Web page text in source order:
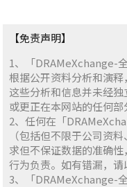
【免责声明】
1、「DRAMeXchange-
根据公开资料分析和演
这些分析和信息并未经
或更正在本网站的任何部
2、任何在「
（包括但不限于公司资
求但不保证数据的准确
行为负责。如有错漏，请
3、「DRAMeXchange-